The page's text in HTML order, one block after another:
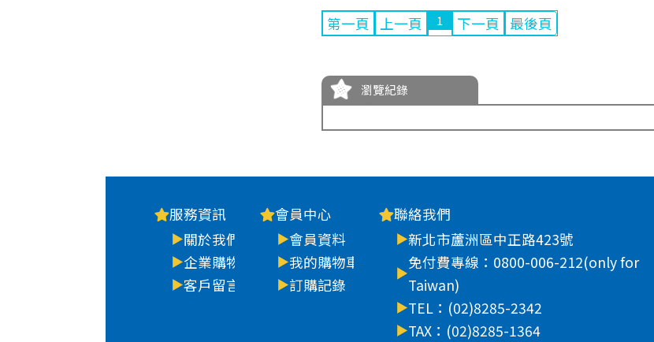
第一頁 上一頁 1 下一頁 最後頁
瀏覽紀錄
服務資訊
關於我們
企業購物
客戶留言
會員中心
會員資料
我的購物車
訂購記錄
聯絡我們
新北市蘆洲區中正路423號
免付費專線：0800-006-212(only for
Taiwan)
TEL：(02)8285-2342
TAX：(02)8285-1364